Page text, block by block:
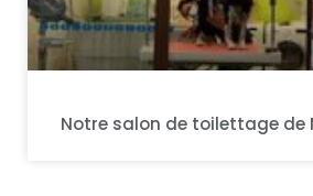
Notre salon de toilettage de